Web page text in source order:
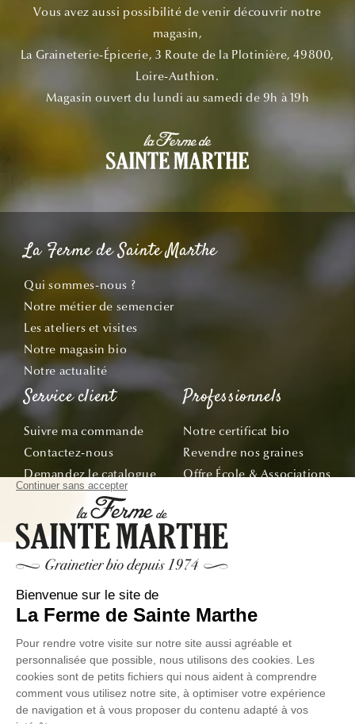
Vous avez aussi possibilité de venir découvrir notre
magasin,
La Graineterie-Épicerie, 3 Route de la Plotinière, 49800,
Loire-Authion.
Magasin ouvert du lundi au samedi de 9h à 19h
La Ferme de Sainte Marthe
Qui sommes-nous ?
Notre métier de semencier
Les ateliers et visites
Notre magasin bio
Notre actualité
Service client
Suivre ma commande
Contactez-nous
Demandez le catalogue
Bon de commande
Tous nos conseils
Professionnels
Notre certificat bio
Revendre nos graines
Offre École & Associations
Abonnez-vous
E-mail
© La Ferme de Sainte Marthe - Tous droit réservés